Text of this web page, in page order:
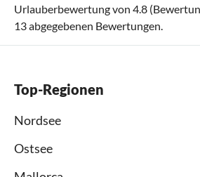
Urlauberbewertung von 4.8
13abgegebenen Bewertungen.
Top-Regionen
Nordsee
Ostsee